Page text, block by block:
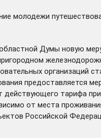
молодежи
Думы новую
организаций
предоставляется
действующего тарифа
от места
Российской